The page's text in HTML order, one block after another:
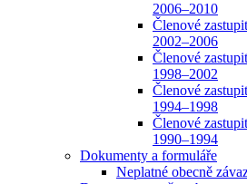
2006–2010
Členové
2002–2006
Členové
1998–2002
Členové
1994–1998
Členové
1990–1994
Dokumenty a formuláře
Neplatné obecně